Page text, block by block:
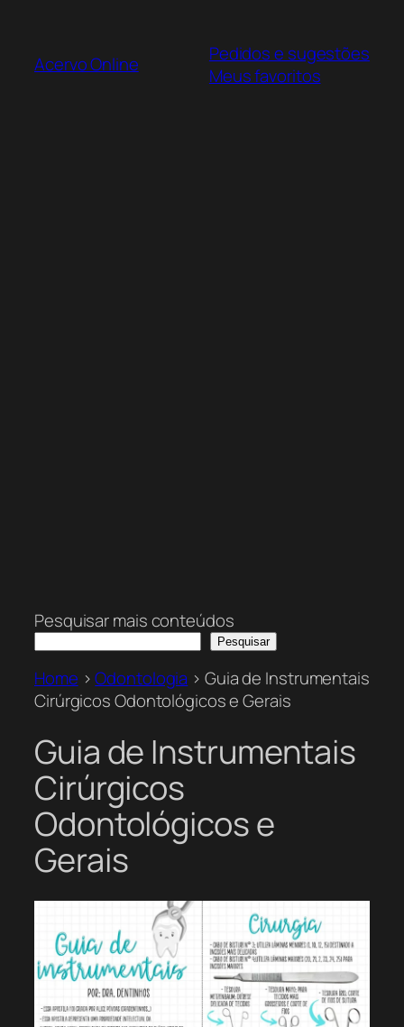
Acervo Online
Pedidos e sugestões
Meus favoritos
Pesquisar mais conteúdos
Pesquisar
Home >Odontologia > Guia de Instrumentais
Cirúrgicos Odontológicos e Gerais
Guia de Instrumentais
Cirúrgicos
Odontológicos e
Gerais